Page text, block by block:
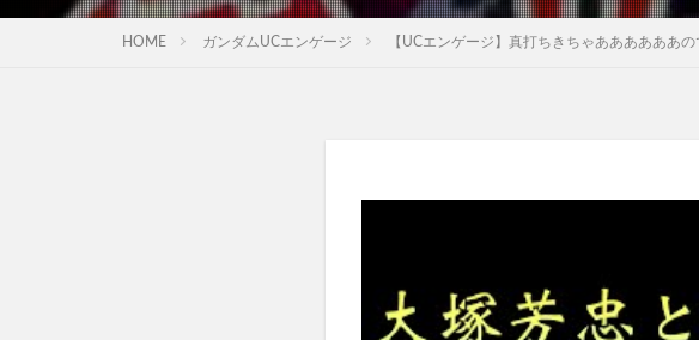
HOME ガンダムUCエンゲージ 【UCエンゲージ】真打ちきちゃああああああ